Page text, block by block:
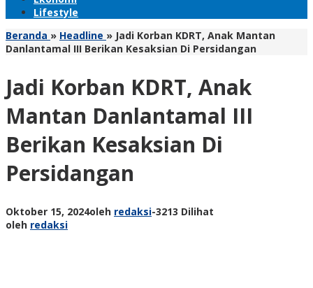
Lifestyle
Beranda » Headline » Jadi Korban KDRT, Anak Mantan
Danlantamal III Berikan Kesaksian Di Persidangan
Jadi Korban KDRT, Anak
Mantan Danlantamal III
Berikan Kesaksian Di
Persidangan
Oktober 15, 2024oleh redaksi-3213 Dilihat
oleh redaksi